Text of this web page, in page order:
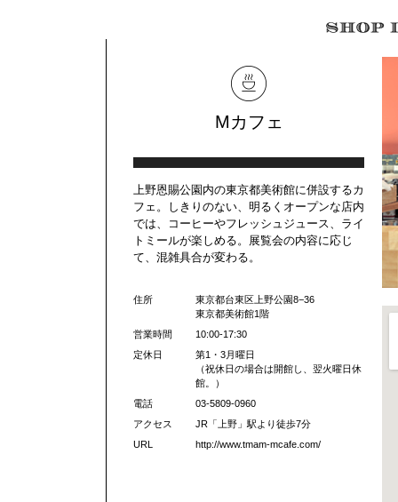
Mカフェ
上野恩賜公園内の東京都美術館に併設するカ
フェ。しきりのない、明るくオープンな店内
では、コーヒーやフレッシュジュース、ライ
トミールが楽しめる。展覧会の内容に応じ
て、混雑具合が変わる。
住所
東京都台東区上野公園8−36
東京都美術館1階
営業時間
10:00-17:30
定休日
第1・3月曜日
（祝休日の場合は開館し、翌火曜日休
館。）
電話
03-5809-0960
アクセス
JR「上野」駅より徒歩7分
URL
http://www.tmam-mcafe.com/